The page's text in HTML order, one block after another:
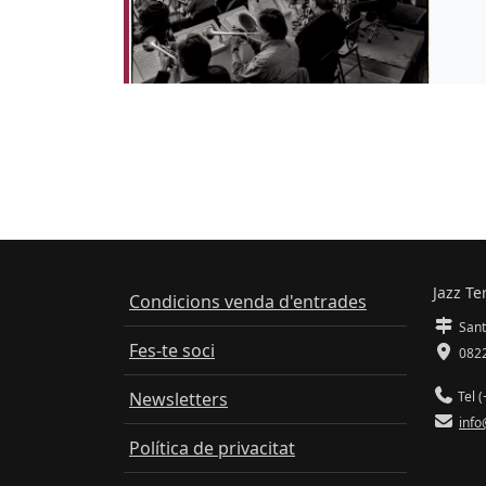
Condicions venda d'entrades
Fes-te soci
Newsletters
Política de privacitat
Jazz
Tel